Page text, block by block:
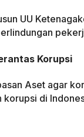
UU
Korupsi
Aset agar
di